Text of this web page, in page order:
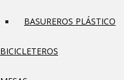
BASUREROS PLÁSTICO
BICICLETEROS